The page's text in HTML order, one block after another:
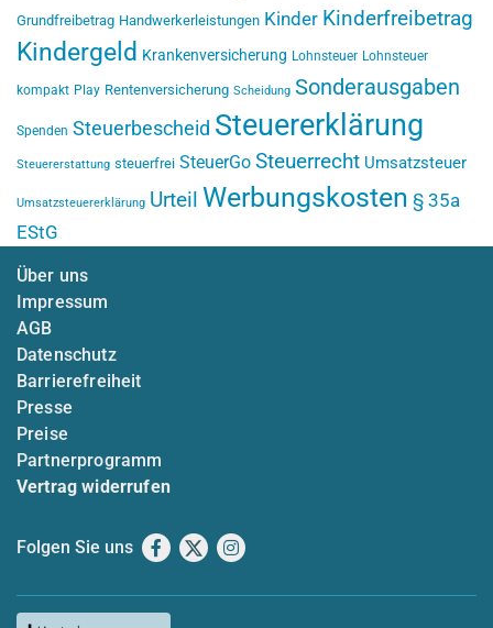
Grundfreibetrag Handwerkerleistungen Kinder Kinderfreibetrag
Kindergeld Krankenversicherung Lohnsteuer Lohnsteuer
kompakt Play Rentenversicherung Scheidung Sonderausgaben
Spenden Steuerbescheid Steuererklärung
Steuererstattung steuerfrei SteuerGo Steuerrecht Umsatzsteuer
Umsatzsteuererklärung Urteil Werbungskosten § 35a
EStG
Über uns
Impressum
AGB
Datenschutz
Barrierefreiheit
Presse
Preise
Partnerprogramm
Vertrag widerrufen
Folgen Sie uns Facebook
X Instagram